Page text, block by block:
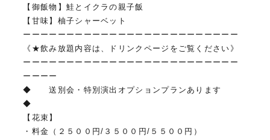
【御飯物】鮭とイクラの親子飯
【甘味】柚子シャーベット
ーーーーーーーーーーーーーーーーーーーーーーーーー
《★飲み放題内容は、ドリンクページをご覧ください》
ーーーーーーーーーーーーーーーーーーーーーーーーー
ーーーー
◆ 送別会・特別演出オプションプランあります
◆
【花束】
・料金（２５００円/３５００円/５５００円）